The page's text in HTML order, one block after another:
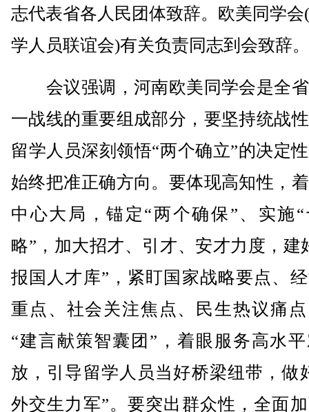
志代表省各人民团体致辞。欧美同学会
学人员联谊会)有关负责同志到会致辞。
会议强调，河南欧美同学会是全
一战线的重要组成部分，要坚持统战
留学人员深刻领悟“两个确立”的决定
始终把准正确方向。要体现高知性，
中心大局，锚定“两个确保”、实施
略”，加大招才、引才、安才力度，建
报国人才库”，紧盯国家战略要点、
重点、社会关注焦点、民生热议痛
“建言献策智囊团”，着眼服务高水
放，引导留学人员当好桥梁纽带，做
外交生力军”。要突出群众性，全面